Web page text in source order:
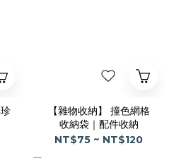
【雜物收納】 撞色網格
收納袋｜配件收納
NT$75 ~ NT$120